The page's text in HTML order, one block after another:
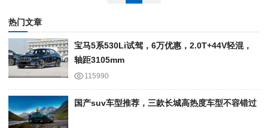
热门文章
宝马5系530Li试驾，6万优惠，2.0T+44V轻混，
轴距3105mm
115990
国产suv车型推荐，三款长城高热度车型不容错过